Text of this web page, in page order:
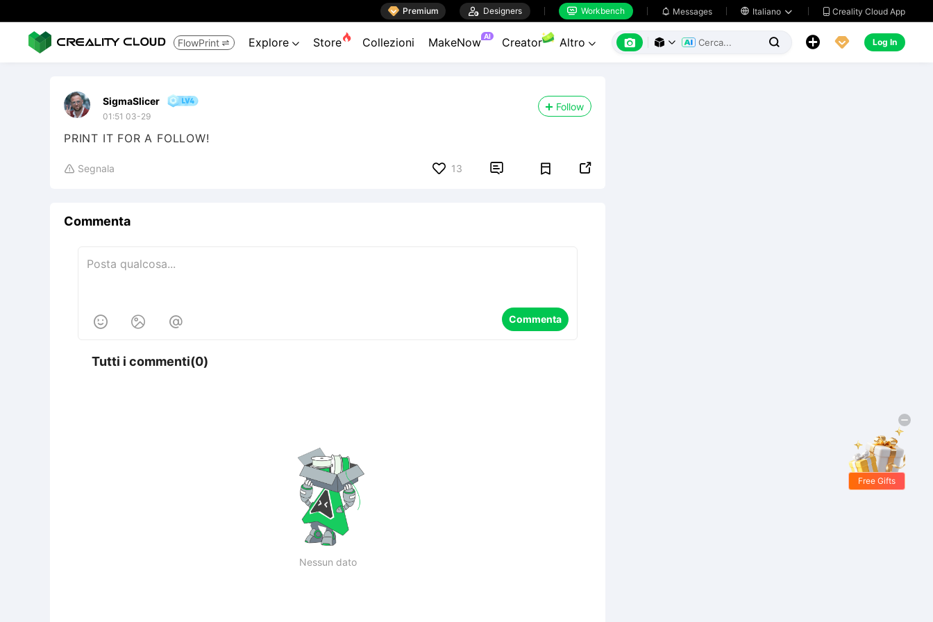
 Premium  Designers  Workbench  Messages  Italiano   Creality Cloud App
FlowPrint  Explore  Store Collezioni MakeNow AI Creator Altro        Log In
SigmaSlicer
01:51 03-29
Follow
PRINT IT FOR A FOLLOW!
 Segnala 13  
Commenta
   Commenta
Tutti i commenti(0)
Nessun dato
Free Gifts